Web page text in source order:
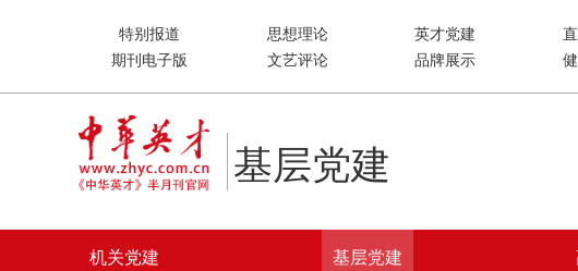
特别报道 思想理论 英才党建
期刊电子版
文艺评论 品牌展示
基层党建
机关党建 基层党建